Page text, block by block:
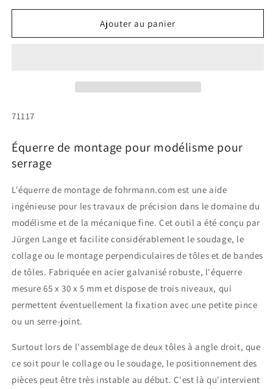
quantité
supports
de
fixer
quantité
supports
fixer
Ajouter au panier
SKU:
71117
Équerre de montage pour modélisme pour
serrage
L'équerre de montage de fohrmann.com est une aide
ingénieuse pour les travaux de précision dans le domaine du
modélisme et de la mécanique fine. Cet outil a été conçu par
Jürgen Lange et facilite considérablement le soudage, le
collage ou le montage perpendiculaires de tôles et de bandes
de tôles. Fabriquée en acier galvanisé robuste, l'équerre
mesure 65 x 30 x 5 mm et dispose de trois niveaux, qui
permettent éventuellement la fixation avec une petite pince
ou un serre-joint.
Surtout lors de l'assemblage de deux tôles à angle droit, que
ce soit pour le collage ou le soudage, le positionnement des
pièces peut être très instable au début. C'est là qu'intervient